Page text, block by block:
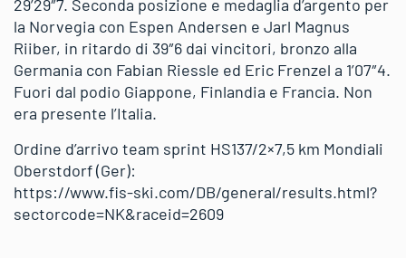
29’29″7. Seconda posizione e medaglia d’argento per
la Norvegia con Espen Andersen e Jarl Magnus
Riiber, in ritardo di 39″6 dai vincitori, bronzo alla
Germania con Fabian Riessle ed Eric Frenzel a 1’07″4.
Fuori dal podio Giappone, Finlandia e Francia. Non
era presente l’Italia.
Ordine d’arrivo team sprint HS137/2×7,5 km Mondiali
Oberstdorf (Ger):
https://www.fis-ski.com/DB/general/results.html?
sectorcode=NK&raceid=2609